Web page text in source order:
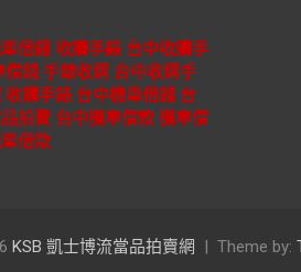
借錢 收購手錶 台中收購手
借錢 手錶收購 台中收購手
收購手錶 台中機車借錢 台
拍賣 台中機車借款 機車借
借款
KSB 凱士博流當品拍賣網 Theme by: